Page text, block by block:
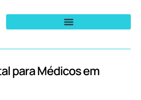
para Médicos em